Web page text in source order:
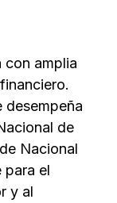
con amplia
desempeña
de
Nacional
para el
y al